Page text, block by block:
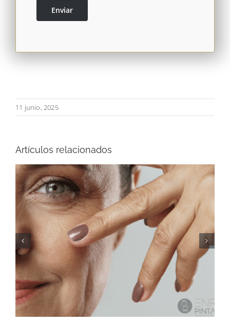
11 junio, 2025
Artículos relacionados
Sonrisa gingival: causas y tratamientos
para lograr una sonrisa armónica